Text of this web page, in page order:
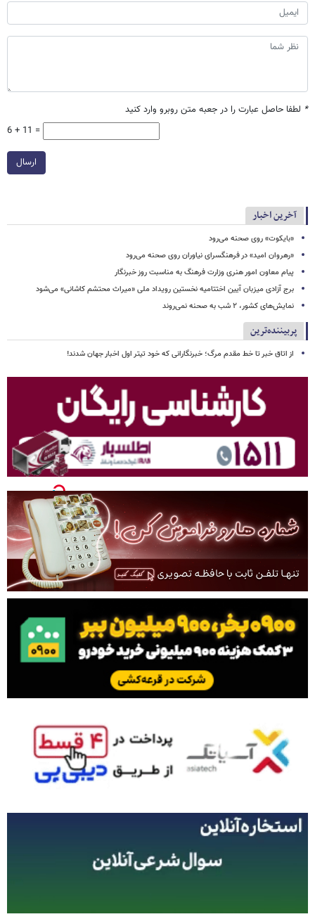
* لطفا حاصل عبارت را در جعبه متن روبرو وارد کنید
6 + 11 =
ارسال
آخرین اخبار
«بایکوت» روی صحنه می‌رود
«رهروان امید» در فرهنگسرای نیاوران روی صحنه می‌رود
پیام معاون امور هنری وزارت فرهنگ به مناسبت روز خبرنگار
برج آزادی میزبان آیین اختتامیه نخستین رویداد ملی «میراث محتشم کاشانی» می‌شود
نمایش‌های کشور، ٢ شب به صحنه نمی‌روند
پربیننده‌ترین
از اتاق خبر تا خط مقدم مرگ؛ خبرنگارانی که خود تیتر اول اخبار جهان شدند!